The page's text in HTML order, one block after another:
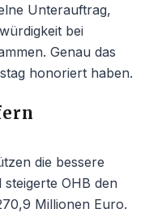
Unterauftrag,
bei
Genau das
honoriert haben.
die bessere
OHB den
Millionen Euro.